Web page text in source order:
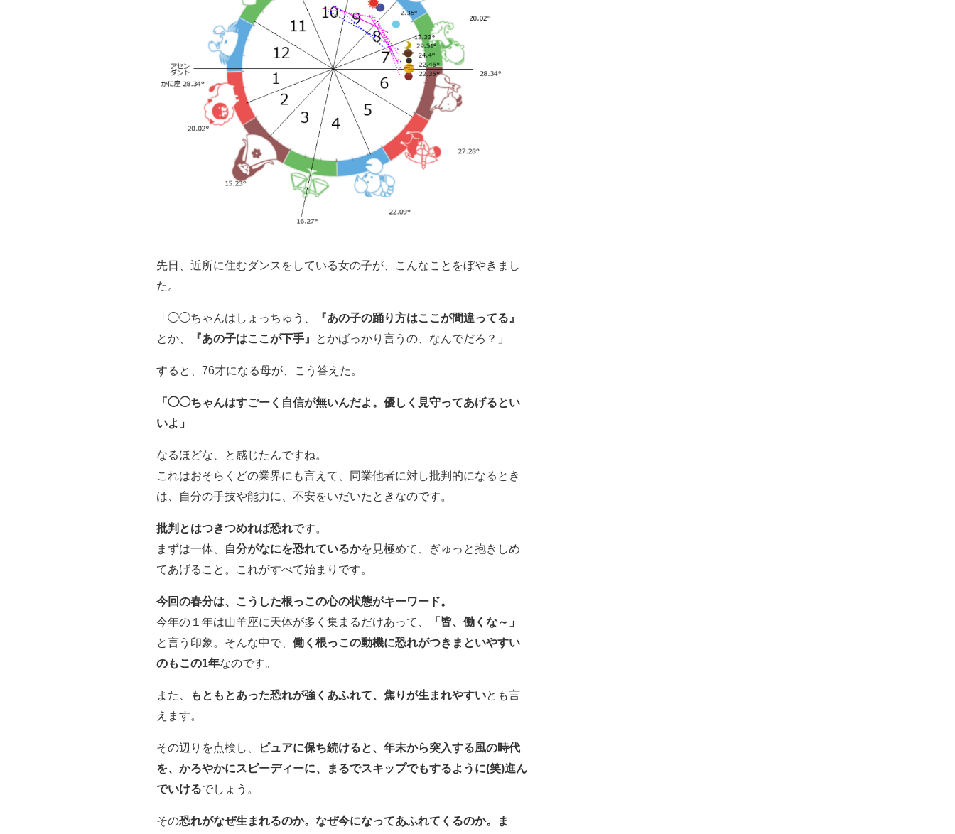
先日、近所に住むダンスをしている女の子が、こんなことをぼやきまし
た。
「◯◯ちゃんはしょっちゅう、
『あの子の踊り方はここが間違ってる』
とか、
『あの子はここが下手』 とかばっかり言うの、なんでだろ？」
すると、76才になる母が、こう答えた。
「◯◯ちゃんはすごーく自信が無いんだよ。優しく見守ってあげるとい
いよ」
なるほどな、と感じたんですね。
これはおそらくどの業界にも言えて、同業他者に対し批判的になるとき
は、自分の手技や能力に、不安をいだいたときなのです。
批判とはつきつめれば恐れです。
まずは一体、
自分がなにを恐れているかを見極めて、ぎゅっと抱きしめ
てあげること。これがすべて始まりです。
今回の春分は、こうした根っこの心の状態がキーワード。
今年の１年は山羊座に天体が多く集まるだけあって、
「皆、働くな～」
と言う印象。そんな中で、 働く根っこの動機に恐れがつきまといやすい
のもこの1年なのです。
また、 もともとあった恐れが強くあふれて、焦りが生まれやすいとも言
えます。
その辺りを点検し、
ピュアに保ち続けると、年末から突入する風の時代
を、かろやかにスピーディーに、まるでスキップでもするように(笑)進ん
でいけるでしょう。
その恐れがなぜ生まれるのか。なぜ今になってあふれてくるのか。ま